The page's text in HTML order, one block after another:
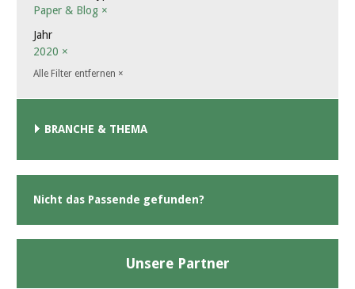
Paper & Blog ×
Jahr
2020 ×
Alle Filter entfernen ×
BRANCHE & THEMA
Nicht das Passende gefunden?
Unsere Partner